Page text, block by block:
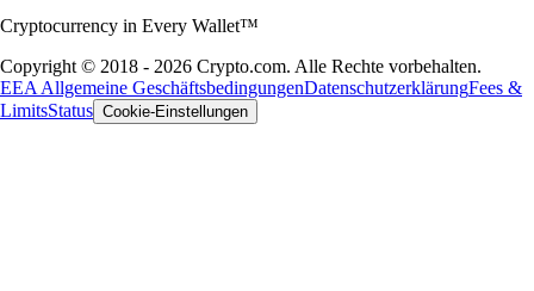
Cryptocurrency in Every Wallet™
Copyright © 2018 - 2026 Crypto.com. Alle Rechte vorbehalten.
EEA Allgemeine GeschäftsbedingungenDatenschutzerklärungFees &
LimitsStatus Cookie-Einstellungen